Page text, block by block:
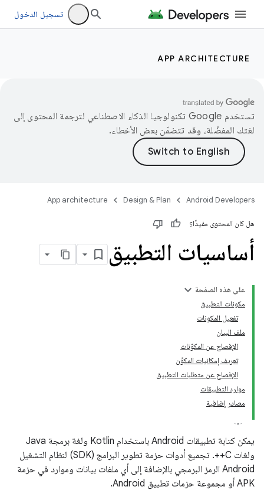
تسجيل الدخول
APP ARCHITECTURE
تستخدم Google تكنولوجيا الذكاء الاصطناعي لترجمة المحتوى إلى
لغتك المفضّلة، وقد تتضمّن بعض الأخطاء.
Android Developers
Design & Plan
App architecture
هل كان المحتوى مفيدًا؟
أساسيات التطبيق
على هذه الصفحة
مكونات التطبيق
تفعيل المكونات
ملف البيان
الإفصاح عن المكوّنات
تعريف إمكانيات المكوِّن
الإفصاح عن متطلبات التطبيق
موارد التطبيقات
مصادر إضافية
يمكن كتابة تطبيقات Android باستخدام Kotlin ولغة برمجة Java
ولغات C++. تجميع أدوات حزمة تطوير البرامج (SDK) لنظام التشغيل
Android الرمز البرمجي بالإضافة إلى أي ملفات بيانات وموارد في حزمة
APK أو مجموعة حزمات تطبيق Android.